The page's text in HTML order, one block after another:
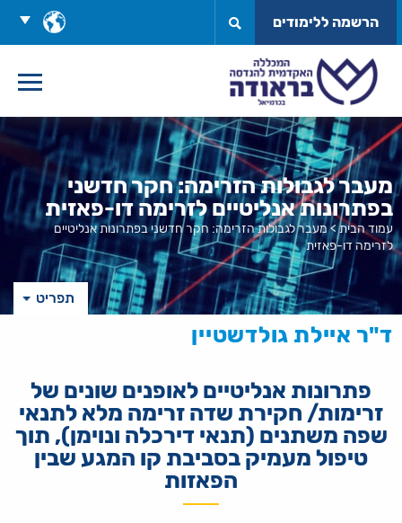
לתוכן
בחר
שפה
הרשמה ללימודים
מעבר לגבולות הזרימה: חקר חדשני
בפתרונות אנליטיים לזרימה דו-פאזית
עמוד הבית >מעבר לגבולות הזרימה: חקר חדשני בפתרונות אנליטיים
לזרימה דו-פאזית
תפריט
ד"ר איילת גולדשטיין
פתרונות אנליטיים לאופנים שונים של
זרימות/ חקירת שדה זרימה מלא לתנאי
שפה משתנים (תנאי דירכלה ונוימן), תוך
טיפול מעמיק בסביבת קו המגע שבין
הפאזות